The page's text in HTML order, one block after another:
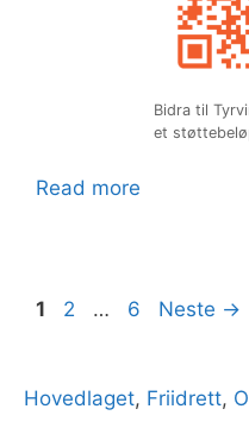
Bidra til
et
Read more
1 2 … 6 Neste →
Hovedlaget, Friidrett,